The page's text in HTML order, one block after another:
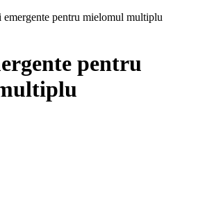
emergente pentru mielomul multiplu
pentru